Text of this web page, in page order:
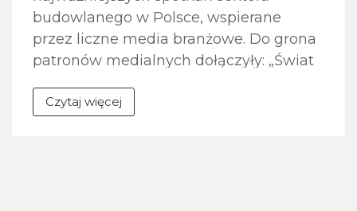
budowlanego w Polsce, wspierane
przez liczne media branżowe. Do grona
patronów medialnych dołączyły: „Świat
Termomodernizacja.pl. „Monter Stolarki”
Czytaj więcej